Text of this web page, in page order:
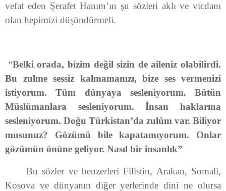
vefat eden Şerafet Hanım’ın şu sözleri aklı ve vicdanı
olan hepimizi düşündürmeli.
“Belki orada, bizim değil sizin de aileniz olabilirdi.
Bu zulme sessiz kalmamanızı, bize ses vermenizi
istiyorum. Tüm dünyaya sesleniyorum. Bütün
Müslümanlara sesleniyorum. İnsan haklarına
sesleniyorum. Doğu Türkistan’da zulüm var. Biliyor
musunuz? Gözümü bile kapatamıyorum. Onlar
gözümün önüne geliyor. Nasıl bir insanlık”
Bu sözler ve benzerleri Filistin, Arakan, Somali,
Kosova ve dünyanın diğer yerlerinde dini ne olursa